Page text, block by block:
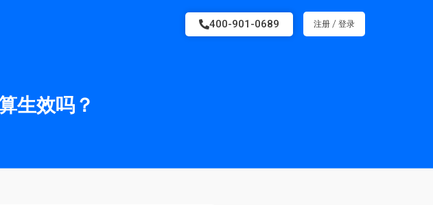
400-901-0689 注册 / 登录
生效吗？